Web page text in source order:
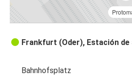
Frankfurt (Oder), Estación
Bahnhofsplatz